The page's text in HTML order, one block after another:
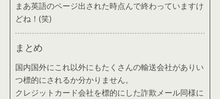
まあ英語のページ出された時点んで終わっていますけ
どね！(笑)
まとめ
国内国外にこれ以外にもたくさんの輸送会社がありい
つ標的にされるか分かりません。
クレジットカード会社を標的にした詐欺メール同様に